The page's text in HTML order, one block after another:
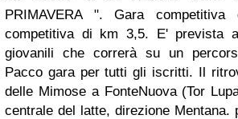
PRIMAVERA ". Gara
competitiva di km 3,5. E' prevista
giovanili che correrà su un
Pacco gara per tutti gli iscritti. Il
delle Mimose a FonteNuova (Tor
centrale del latte, direzione Mentana.